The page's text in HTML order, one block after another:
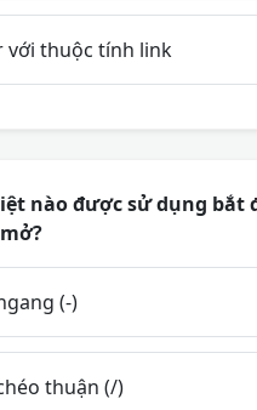
với thuộc tính link
nào được sử dụng
(-)
thuận (/)